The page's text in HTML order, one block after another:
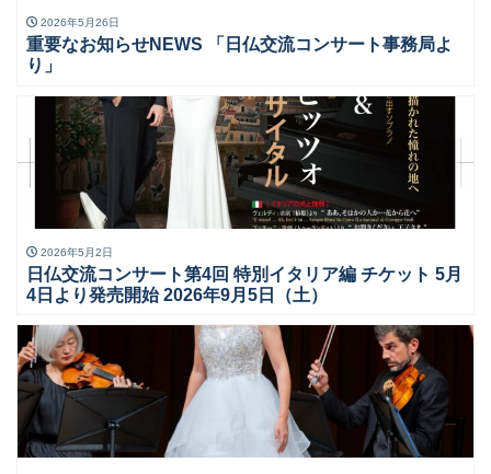
2026年5月26日
重要なお知らせNEWS 「日仏交流コンサート事務局よ
り」
2026年5月2日
日仏交流コンサート第4回 特別イタリア編 チケット 5月
4日より発売開始 2026年9月5日（土）